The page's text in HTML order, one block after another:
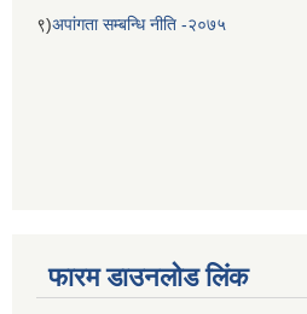
९)अपांगता सम्बन्धि नीति -२०७५
फारम डाउनलोड लिंक